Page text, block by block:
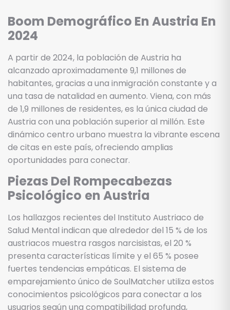
Boom Demográfico En Austria En
2024
A partir de 2024, la población de Austria ha
alcanzado aproximadamente 9,1 millones de
habitantes, gracias a una inmigración constante y a
una tasa de natalidad en aumento. Viena, con más
de 1,9 millones de residentes, es la única ciudad de
Austria con una población superior al millón. Este
dinámico centro urbano muestra la vibrante escena
de citas en este país, ofreciendo amplias
oportunidades para conectar.
Piezas Del Rompecabezas
Psicológico en Austria
Los hallazgos recientes del Instituto Austriaco de
Salud Mental indican que alrededor del 15 % de los
austriacos muestra rasgos narcisistas, el 20 %
presenta características límite y el 65 % posee
fuertes tendencias empáticas. El sistema de
emparejamiento único de SoulMatcher utiliza estos
conocimientos psicológicos para conectar a los
usuarios según una compatibilidad profunda,